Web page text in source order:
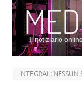
Il notiziario